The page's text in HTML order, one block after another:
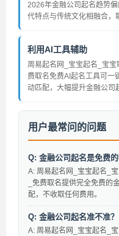
2026年金融公司起名趋势
代特点与传统文化相融合，
利用AI工具辅助
周易起名网_宝宝起名_宝
费取名免费AI起名工具可一
动匹配，大幅提升金融公司
用户最常问的问题
Q: 金融公司起名是免费的
A: 周易起名网_宝宝起名_
_免费取名提供完全免费的
配，不收取任何费用。
Q: 金融公司起名准不准？
A: 周易起名网_宝宝起名_